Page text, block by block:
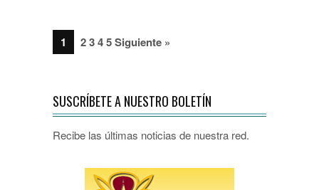
1 2 3 4 5 Siguiente »
SUSCRÍBETE A NUESTRO BOLETÍN
Recibe las últimas noticias de nuestra red.